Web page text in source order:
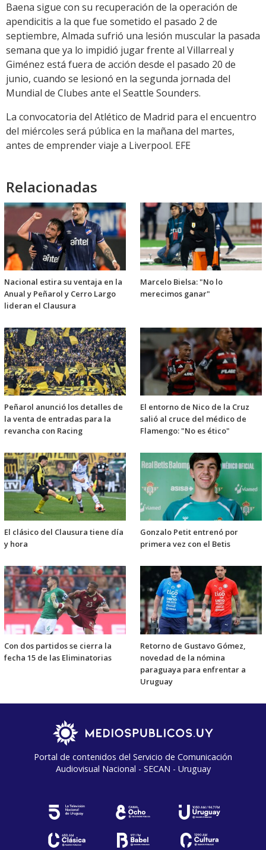
Baena sigue con su recuperación de la operación de
apendicitis a la que fue sometido el pasado 2 de
septiembre, Almada sufrió una lesión muscular la pasada
semana que ya lo impidió jugar frente al Villarreal y
Giménez está fuera de acción desde el pasado 20 de
junio, cuando se lesionó en la segunda jornada del
Mundial de Clubes ante el Seattle Sounders.
La convocatoria del Atlético de Madrid para el encuentro
del miércoles será pública en la mañana del martes,
antes de emprender viaje a Liverpool. EFE
Relacionadas
Nacional estira su ventaja en la
Anual y Peñarol y Cerro Largo
lideran el Clausura
Marcelo Bielsa: "No lo
merecimos ganar"
Peñarol anunció los detalles de
la venta de entradas para la
revancha con Racing
El entorno de Nico de la Cruz
salió al cruce del médico de
Flamengo: "No es ético"
El clásico del Clausura tiene día
y hora
Gonzalo Petit entrenó por
primera vez con el Betis
Con dos partidos se cierra la
fecha 15 de las Eliminatorias
Retorno de Gustavo Gómez,
novedad de la nómina
paraguaya para enfrentar a
Uruguay
Portal de contenidos del Servicio de Comunicación
Audiovisual Nacional - SECAN - Uruguay